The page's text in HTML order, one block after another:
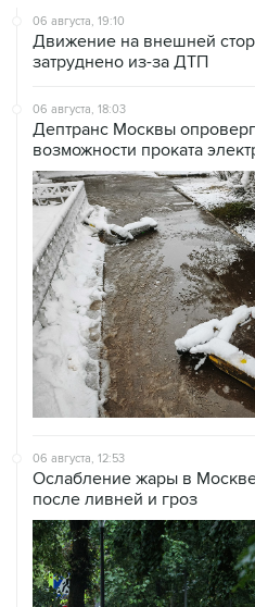
06 августа, 19:10
Движение на внешней
затруднено из-за ДТП
06 августа, 18:03
Дептранс Москвы
возможности проката
06 августа, 12:53
Ослабление жары в
после ливней и гроз